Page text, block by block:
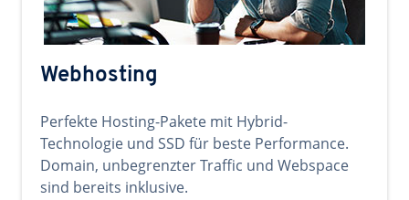
Webhosting
Perfekte Hosting-Pakete mit Hybrid-
Technologie und SSD für beste Performance.
Domain, unbegrenzter Traffic und Webspace
sind bereits inklusive.